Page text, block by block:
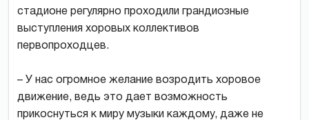
стадионе регулярно проходили грандиозные
выступления хоровых коллективов
первопроходцев.
– У нас огромное желание возродить хоровое
движение, ведь это дает возможность
прикоснуться к миру музыки каждому, даже не